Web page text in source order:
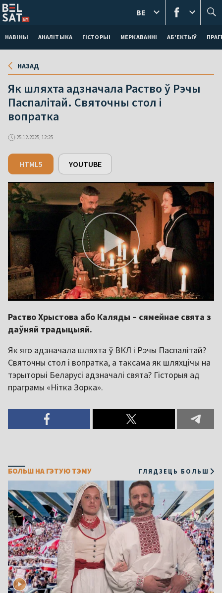
НАВІНЫ АНАЛІТЫКА ГІСТОРЫІ МЕРКАВАННI АБ'ЕКТЫЎ
BE
НАЗАД
Як шляхта адзначала Раство ў Рэчы
Паспалітай. Святочны стол і
вопратка
25.12.2025, 12:25
HTML5 YOUTUBE
Раство Хрыстова або Каляды – сямейнае свята з
даўняй традыцыяй.
Як яго адзначала шляхта ў ВКЛ і Рэчы Паспалітай?
Святочны стол і вопратка, а таксама як шляхцічы на
тэрыторыі Беларусі адзначалі свята? Гісторыя ад
праграмы «Нітка Зорка».
БОЛЬШ НА ГЭТУЮ ТЭМУ ГЛЯДЗЕЦЬ БОЛЬШ